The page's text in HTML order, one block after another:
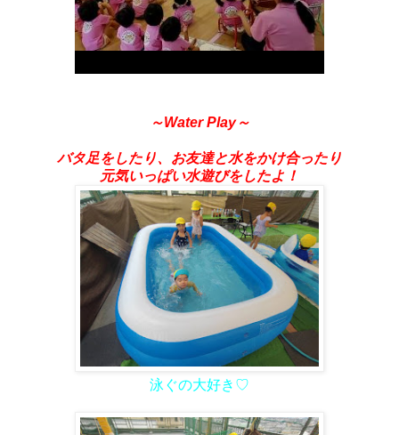
～Water Play～
バタ足をしたり、お友達と水をかけ合ったり
元気いっぱい水遊びをしたよ！
泳ぐの大好き♡